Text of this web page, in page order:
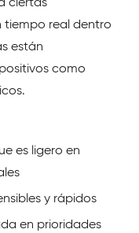
ciertas
tiempo real dentro
están
como
es ligero en
y rápidos
en prioridades